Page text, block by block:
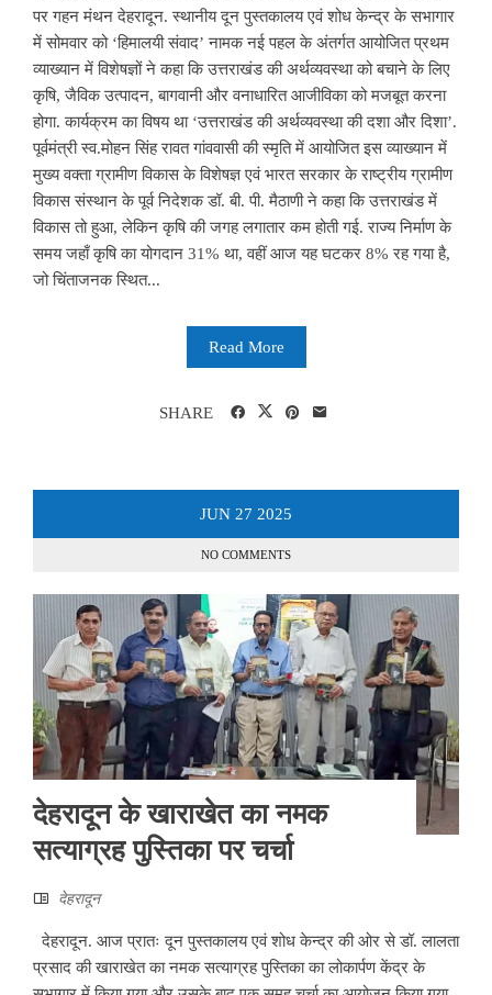
पर गहन मंथन देहरादून. स्थानीय दून पुस्तकालय एवं शोध केन्द्र के सभागार
में सोमवार को ‘हिमालयी संवाद’ नामक नई पहल के अंतर्गत आयोजित प्रथम
व्याख्यान में विशेषज्ञों ने कहा कि उत्तराखंड की अर्थव्यवस्था को बचाने के लिए
कृषि, जैविक उत्पादन, बागवानी और वनाधारित आजीविका को मजबूत करना
होगा. कार्यक्रम का विषय था ‘उत्तराखंड की अर्थव्यवस्था की दशा और दिशा’.
पूर्वमंत्री स्व.मोहन सिंह रावत गांववासी की स्मृति में आयोजित इस व्याख्यान में
मुख्य वक्ता ग्रामीण विकास के विशेषज्ञ एवं भारत सरकार के राष्ट्रीय ग्रामीण
विकास संस्थान के पूर्व निदेशक डॉ. बी. पी. मैठाणी ने कहा कि उत्तराखंड में
विकास तो हुआ, लेकिन कृषि की जगह लगातार कम होती गई. राज्य निर्माण के
समय जहाँ कृषि का योगदान 31% था, वहीं आज यह घटकर 8% रह गया है,
जो चिंताजनक स्थित...
Read More
SHARE
JUN 27 2025
NO COMMENTS
देहरादून के खाराखेत का नमक
सत्याग्रह पुस्तिका पर चर्चा
देहरादून
देहरादून. आज प्रातः दून पुस्तकालय एवं शोध केन्द्र की ओर से डॉ. लालता
प्रसाद की खाराखेत का नमक सत्याग्रह पुस्तिका का लोकार्पण केंद्र के